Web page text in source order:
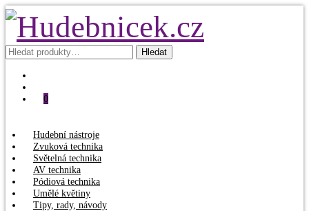
Hledat: Hledat
0
Hudební nástroje
Zvuková technika
Světelná technika
AV technika
Pódiová technika
Umělé květiny
Tipy, rady, návody